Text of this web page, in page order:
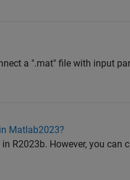
a ".mat" file with input
Matlab2023?
R2023b. However, you can